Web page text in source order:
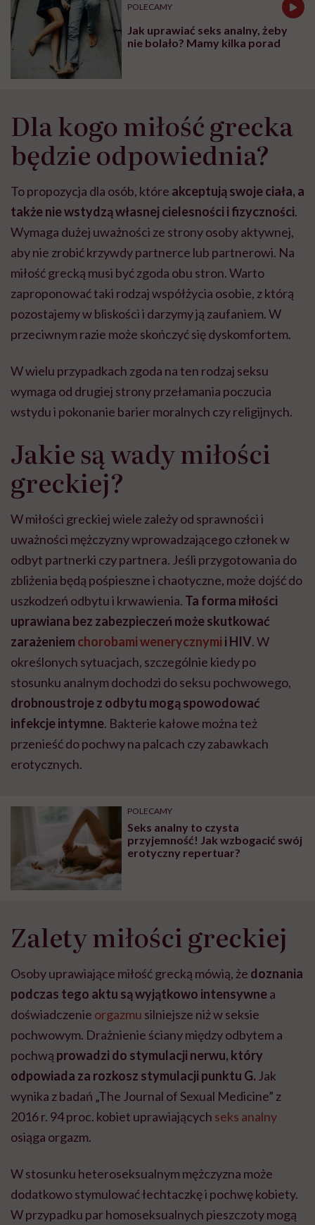
POLECAMY
Jak uprawiać seks analny, żeby
nie bolało? Mamy kilka porad
Dla kogo miłość grecka
będzie odpowiednia?
To propozycja dla osób, które akceptują swoje ciała, a
także nie wstydzą własnej cielesności i fizyczności.
Wymaga dużej uważności ze strony osoby aktywnej,
aby nie zrobić krzywdy partnerce lub partnerowi. Na
miłość grecką musi być zgoda obu stron. Warto
zaproponować taki rodzaj współżycia osobie, z którą
pozostajemy w bliskości i darzymy ją zaufaniem. W
przeciwnym razie może skończyć się dyskomfortem.
W wielu przypadkach zgoda na ten rodzaj seksu
wymaga od drugiej strony przełamania poczucia
wstydu i pokonanie barier moralnych czy religijnych.
Jakie są wady miłości
greckiej?
W miłości greckiej wiele zależy od sprawności i
uważności mężczyzny wprowadzającego członek w
odbyt partnerki czy partnera. Jeśli przygotowania do
zbliżenia będą pośpieszne i chaotyczne, może dojść do
uszkodzeń odbytu i krwawienia. Ta forma miłości
uprawiana bez zabezpieczeń może skutkować
zarażeniem chorobami wenerycznymi i HIV. W
określonych sytuacjach, szczególnie kiedy po
stosunku analnym dochodzi do seksu pochwowego,
drobnoustroje z odbytu mogą spowodować
infekcje intymne. Bakterie kałowe można też
przenieść do pochwy na palcach czy zabawkach
erotycznych.
POLECAMY
Seks analny to czysta
przyjemność! Jak wzbogacić swój
erotyczny repertuar?
Zalety miłości greckiej
Osoby uprawiające miłość grecką mówią, że doznania
podczas tego aktu są wyjątkowo intensywnea
doświadczenie orgazmu silniejsze niż w seksie
pochwowym. Drażnienie ściany między odbytem a
pochwą prowadzi do stymulacji nerwu, który
odpowiada za rozkosz stymulacji punktu G. Jak
wynika z badań „The Journal of Sexual Medicine” z
2016 r. 94 proc. kobiet uprawiających seks analny
osiąga orgazm.
W stosunku heteroseksualnymmężczyzna może
dodatkowo stymulować łechtaczkę i pochwę kobiety.
W przypadku par homoseksualnych pieszczoty mogą